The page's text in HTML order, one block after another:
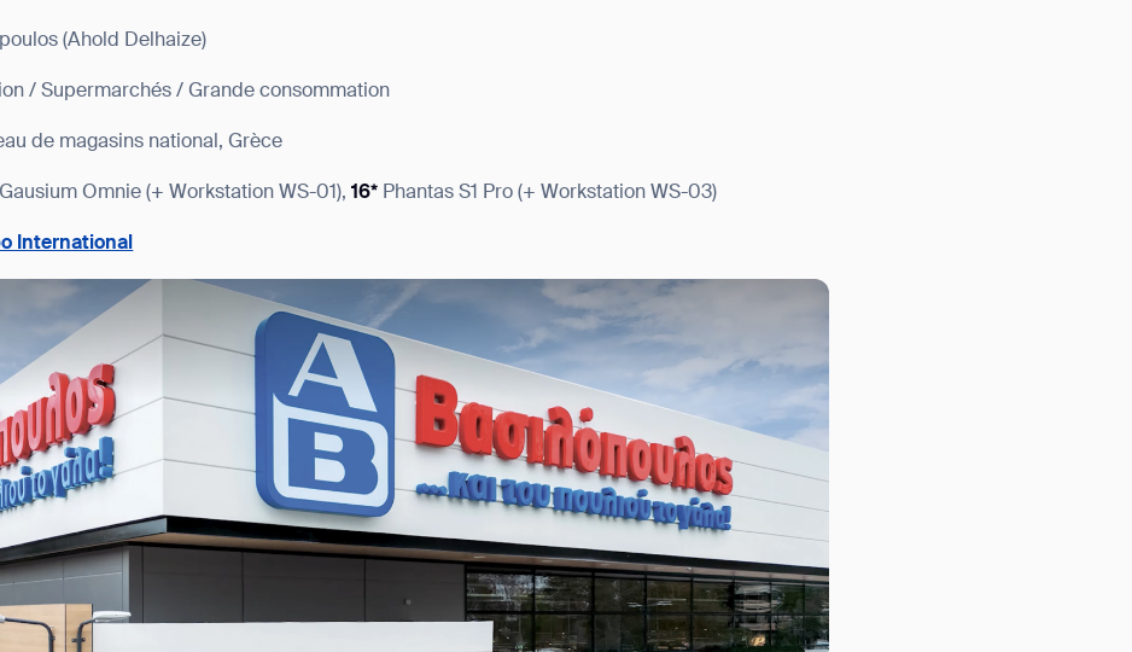
(Ahold Delhaize)
/ Supermarchés / Grande consommation
de magasins national, Grèce
Omnie (+ Workstation WS-01),16* Phantas S1 Pro (+ Workstation WS-03)
International